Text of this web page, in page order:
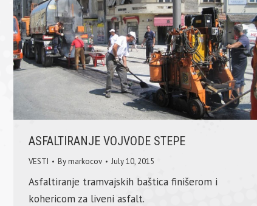
ASFALTIRANJE VOJVODE STEPE
VESTI By markocov July 10, 2015
Asfaltiranje tramvajskih baštica finišerom i
kohericom za liveni asfalt.